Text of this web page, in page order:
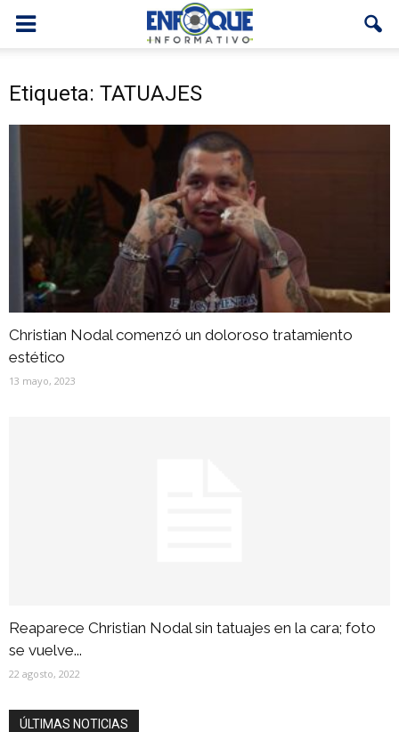
Etiqueta: TATUAJES
Christian Nodal comenzó un doloroso tratamiento
estético
13 mayo, 2023
Reaparece Christian Nodal sin tatuajes en la cara; foto
se vuelve...
22 agosto, 2022
ÚLTIMAS NOTICIAS